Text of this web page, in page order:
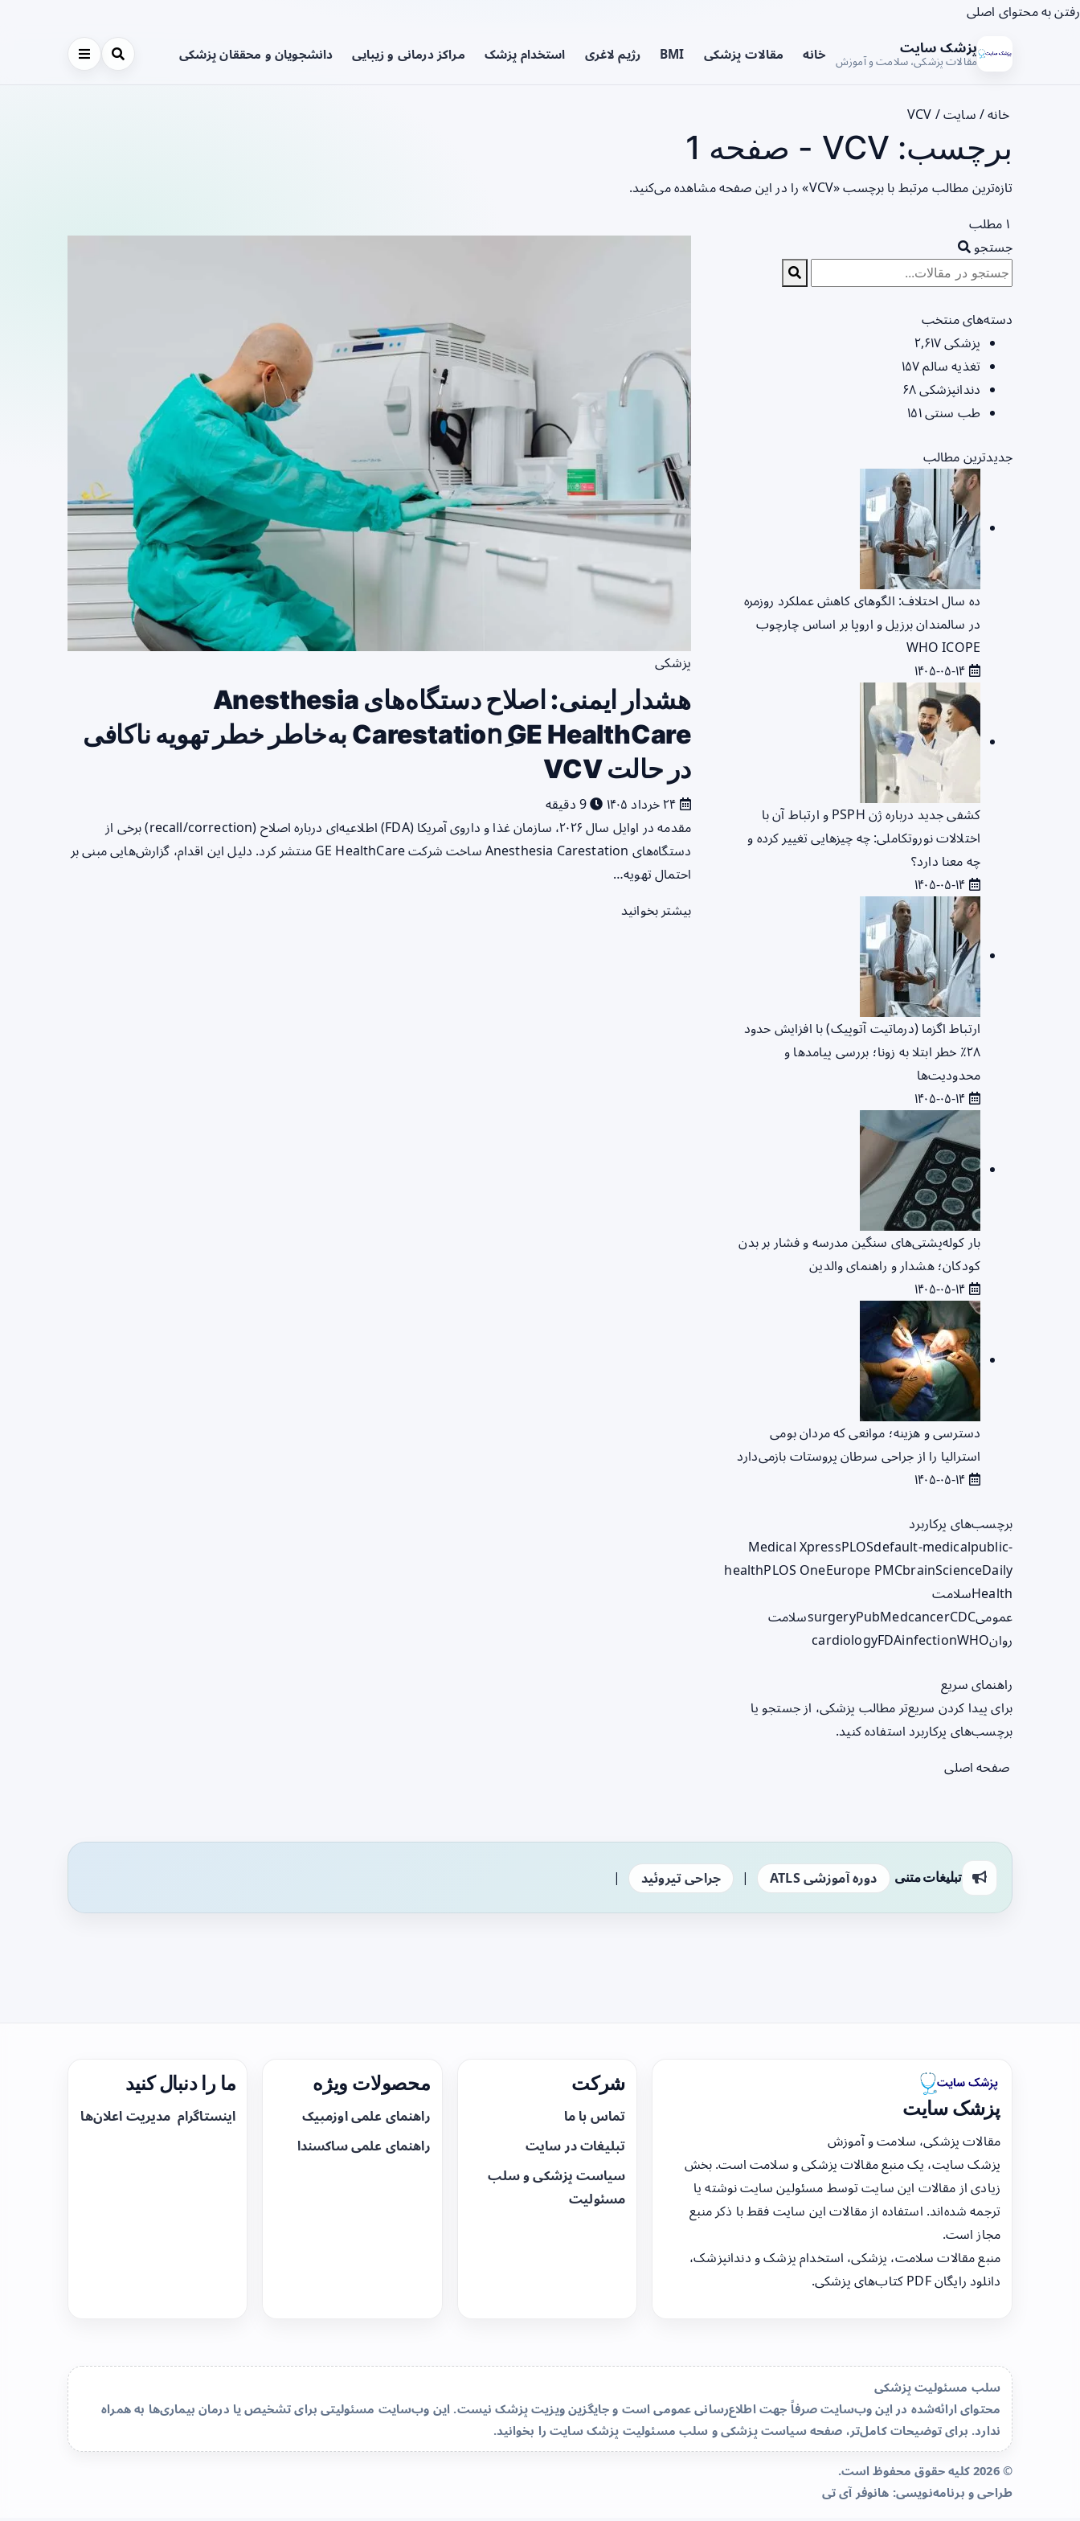
رفتن به محتوای اصلی
پزشک سایت
مقالات پزشکی، سلامت و آموزش خانه مقالات پزشکی BMI رژیم لاغری استخدام پزشک مراکز درمانی و زیبایی دانشجویان و محققان پزشکی
خانه/ سایت/
VCV
برچسب: VCV - صفحه 1
تازه‌ترین مطالب مرتبط با برچسب «VCV» را در این صفحه مشاهده می‌کنید.
۱ مطلب
پزشکی
هشدار ایمنی: اصلاح دستگاه‌های Anesthesia
Carestationِ GE HealthCare به‌خاطر خطر تهویه ناکافی
در حالت VCV
9 دقیقه
مقدمه در اوایل سال ۲۰۲۶، سازمان غذا و داروی آمریکا (FDA) اطلاعیه‌ای درباره اصلاح (recall/correction) برخی از
دستگاه‌های Anesthesia Carestation ساخت شرکت GE HealthCare منتشر کرد. دلیل این اقدام، گزارش‌هایی مبنی بر
احتمال تهویه…
بیشتر بخوانید
جستجو
دسته‌های منتخب
پزشکی۲,۶۱۷
تغذیه سالم۱۵۷
دندانپزشکی۶۸
طب سنتی۱۵۱
جدیدترین مطالب
ده سال اختلاف: الگوهای کاهش عملکرد روزمره
در سالمندان برزیل و اروپا بر اساس چارچوب
WHO ICOPE
کشفی جدید درباره ژن PSPH و ارتباط آن با
اختلالات نوروتکاملی: چه چیزهایی تغییر کرده و
چه معنا دارد؟
ارتباط اگزما (درماتیت آتوپیک) با افزایش حدود
۲۸٪ خطر ابتلا به زونا؛ بررسی پیامدها و
محدودیت‌ها
بار کوله‌پشتی‌های سنگین مدرسه و فشار بر بدن
کودکان؛ هشدار و راهنمای والدین
دسترسی و هزینه؛ موانعی که مردان بومی
استرالیا را از جراحی سرطان پروستات بازمی‌دارد
برچسب‌های پرکاربرد
Medical XpressPLOSdefault-medicalpublic-
healthPLOS OneEurope PMCbrainScienceDaily
Healthسلامت
عمومی
surgeryPubMedcancerCDC
سلامت
روان
cardiologyFDAinfectionWHO
راهنمای سریع
برای پیدا کردن سریع‌تر مطالب پزشکی، از جستجو یا
برچسب‌های پرکاربرد استفاده کنید.
صفحه اصلی
تبلیغات متنی دوره آموزشی ATLS | جراحی تیروئید |
پزشک سایت
مقالات پزشکی، سلامت و آموزش
پزشک سایت، یک منبع مقالات پزشکی و سلامت است. بخش
زیادی از مقالات این سایت توسط مسئولین سایت نوشته یا
ترجمه شده‌اند. استفاده از مقالات این سایت فقط با ذکر منبع
مجاز است.
منبع مقالات سلامت، پزشکی، استخدام پزشک و دندانپزشک،
دانلود رایگان PDF کتاب‌های پزشکی.
شرکت
تماس با ما
تبلیغات در سایت
سیاست پزشکی و سلب
مسئولیت
محصولات ویژه
راهنمای علمی اوزمپیک
راهنمای علمی ساکسندا
ما را دنبال کنید
اینستاگرام مدیریت اعلان‌ها
سلب مسئولیت پزشکی
محتوای ارائه‌شده در این وب‌سایت صرفاً جهت اطلاع‌رسانی عمومی است و جایگزین ویزیت پزشک نیست. این وب‌سایت مسئولیتی برای تشخیص یا درمان بیماری‌ها به همراه
ندارد. برای توضیحات کامل‌تر، صفحهسیاست پزشکی و سلب مسئولیت پزشک سایترا بخوانید.
© 2026 کلیه حقوق محفوظ است.
طراحی و برنامه‌نویسی: هانوفر آی تی